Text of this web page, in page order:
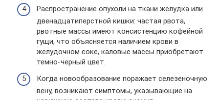
Распространение опухоли на ткани желудка или
двенадцатиперстной кишки: частая рвота,
рвотные массы имеют консистенцию кофейной
гущи, что объясняется наличием крови в
желудочном соке, каловые массы приобретают
темно-черный цвет.
Когда новообразование поражает селезеночную
вену, возникают симптомы, указывающие на